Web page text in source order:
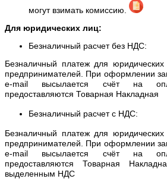
могут взимать комиссию.
Для юридических лиц:
Безналичный расчет без НДС:
Безналичный платеж для
предпринимателей. При оформлении
e-mail высылается счёт на
предоставляются Товарная Накладная
Безналичный расчет с НДС:
Безналичный платеж для
предпринимателей. При оформлении
e-mail высылается счёт на
предоставляются Товарная
выделенным НДС